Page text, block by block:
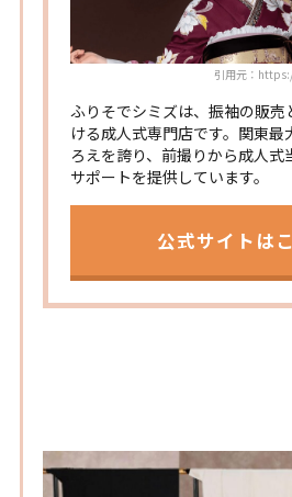
引用元：
ふりそでシミズは、振袖の販売
ける成人式専門店です。関東最
ろえを誇り、前撮りから成人式
サポートを提供しています。
公式サイトは